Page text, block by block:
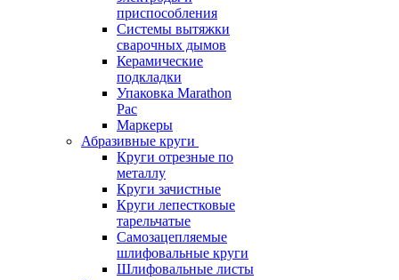
приспособления
Системы вытяжки
сварочных дымов
Керамические
подкладки
Упаковка Marathon
Pac
Маркеры
Абразивные круги
Круги отрезные по
металлу
Круги зачистные
Круги лепестковые
тарельчатые
Самозацепляемые
шлифовальные круги
Шлифовальные листы